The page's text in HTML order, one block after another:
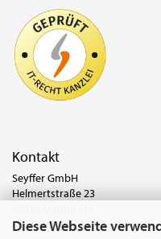
Diese Webseite
Kontakt
Seyffer GmbH
Helmertstraße 23
Deutschland